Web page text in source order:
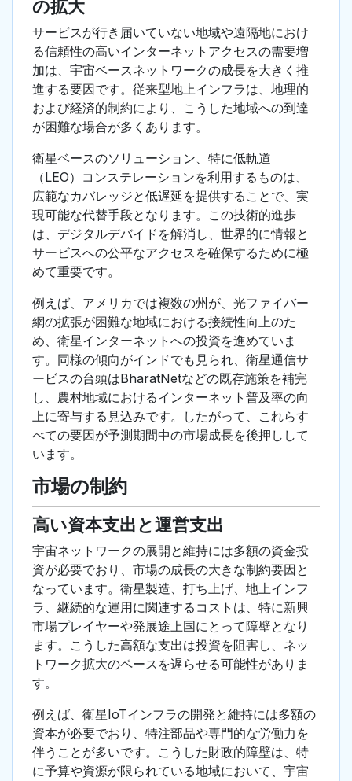
の拡大
サービスが行き届いていない地域や遠隔地におけ
る信頼性の高いインターネットアクセスの需要増
加は、宇宙ベースネットワークの成長を大きく推
進する要因です。従来型地上インフラは、地理的
および経済的制約により、こうした地域への到達
が困難な場合が多くあります。
衛星ベースのソリューション、特に低軌道
（LEO）コンステレーションを利用するものは、
広範なカバレッジと低遅延を提供することで、実
現可能な代替手段となります。この技術的進歩
は、デジタルデバイドを解消し、世界的に情報と
サービスへの公平なアクセスを確保するために極
めて重要です。
例えば、アメリカでは複数の州が、光ファイバー
網の拡張が困難な地域における接続性向上のた
め、衛星インターネットへの投資を進めていま
す。同様の傾向がインドでも見られ、衛星通信サ
ービスの台頭はBharatNetなどの既存施策を補完
し、農村地域におけるインターネット普及率の向
上に寄与する見込みです。したがって、これらす
べての要因が予測期間中の市場成長を後押しして
います。
市場の制約
高い資本支出と運営支出
宇宙ネットワークの展開と維持には多額の資金投
資が必要でおり、市場の成長の大きな制約要因と
なっています。衛星製造、打ち上げ、地上インフ
ラ、継続的な運用に関連するコストは、特に新興
市場プレイヤーや発展途上国にとって障壁となり
ます。こうした高額な支出は投資を阻害し、ネッ
トワーク拡大のペースを遅らせる可能性がありま
す。
例えば、衛星IoTインフラの開発と維持には多額の
資本が必要でおり、特注部品や専門的な労働力を
伴うことが多いです。こうした財政的障壁は、特
に予算や資源が限られている地域において、宇宙